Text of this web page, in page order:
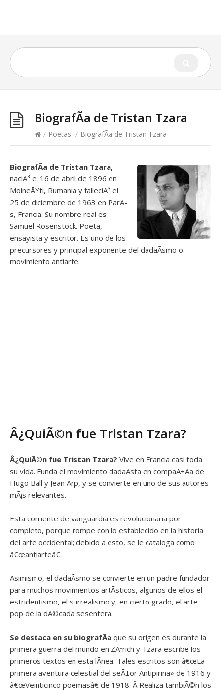
BiografÃ­a de Tristan Tzara
/ Poetas / BiografÃ­a de Tristan Tzara
BiografÃ­a de Tristan Tzara,
naciÃ³ el 16 de abril de 1896 en
MoineÅŸti, Rumania y falleciÃ³ el
25 de diciembre de 1963 en ParÃ­
s, Francia. Su nombre real es
Samuel Rosenstock. Poeta,
ensayista y escritor. Es uno de los
precursores y principal exponente del dadaÃ­smo o
movimiento antiarte.
Â¿QuiÃ©n fue Tristan Tzara?
Â¿QuiÃ©n fue Tristan Tzara? Vive en Francia casi toda
su vida. Funda el movimiento dadaÃ­sta en compaÃ±Ã­a de
Hugo Ball y Jean Arp, y se convierte en uno de sus autores
mÃ¡s relevantes.
Esta corriente de vanguardia es revolucionaria por
completo, porque rompe con lo establecido en la historia
del arte occidental; debido a esto, se le cataloga como
â€œantiarteâ€.
Asimismo, el dadaÃ­smo se convierte en un padre fundador
para muchos movimientos artÃ­sticos, algunos de ellos el
estridentismo, el surrealismo y, en cierto grado, el arte
pop de la dÃ©cada sesentera.
Se destaca en su biografÃ­a que su origen es durante la
primera guerra del mundo en ZÃºrich y Tzara escribe los
primeros textos en esta lÃ­nea. Tales escritos son â€œLa
primera aventura celestial del seÃ±or Antipirina» de 1916 y
â€œVeinticinco poemasâ€ de 1918. Â Realiza tambiÃ©n los